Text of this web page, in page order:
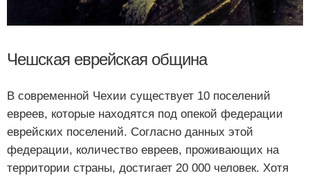
Чешская еврейская община
В современной Чехии существует 10 поселений
евреев, которые находятся под опекой федерации
еврейских поселений. Согласно данных этой
федерации, количество евреев, проживающих на
территории страны, достигает 20 000 человек. Хотя